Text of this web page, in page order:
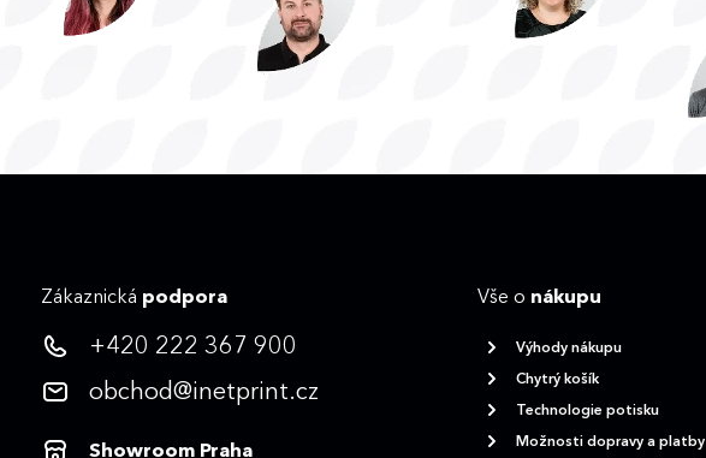
Zákaznická podpora
+420 222 367 900
obchod@inetprint.cz
Showroom Praha
Vše o nákupu
Výhody nákupu
Chytrý košík
Technologie potisku
Možnosti dopravy a platby